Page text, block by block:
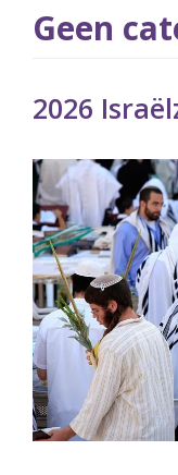
Geen
2026